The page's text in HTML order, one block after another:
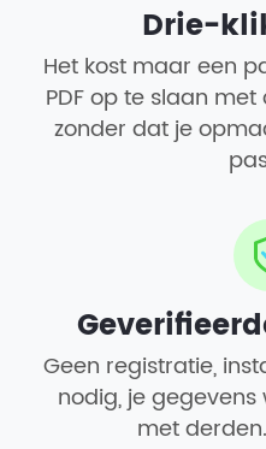
Drie-
Het kost maar een
PDF op te slaan
zonder dat je
Geen registratie,
nodig, je
met